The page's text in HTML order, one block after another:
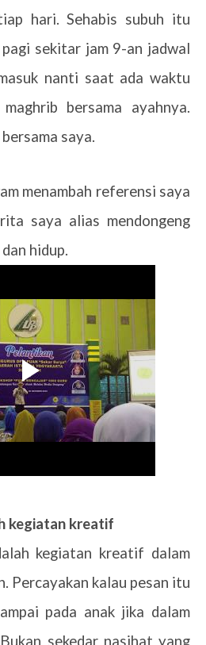
hari. Sehabis subuh itu
sekitar jam 9-an jadwal
nanti saat ada waktu
bersama ayahnya.
saya.
menambah referensi saya
saya alias mendongeng
hidup.
kegiatan kreatif
kegiatan kreatif dalam
Percayakan kalau pesan itu
pada anak jika dalam
sekedar nasihat yang